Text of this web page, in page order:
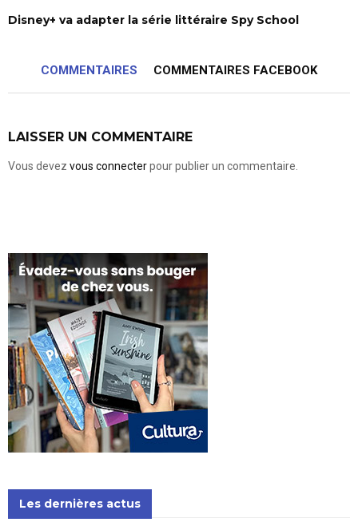
Disney+ va adapter la série littéraire Spy School
COMMENTAIRES COMMENTAIRES FACEBOOK
LAISSER UN COMMENTAIRE
Vous devez vous connecterpour publier un commentaire.
Les dernières actus